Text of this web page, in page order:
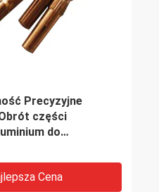
idealny metalowy
z
wytwarzania stali
Cena